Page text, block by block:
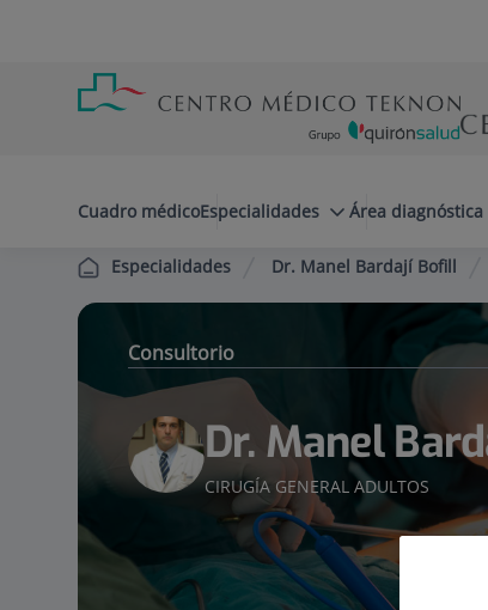
cabecera
Cuadro médicoEspecialidades Área diagnóstica
Especialidades Dr. Manel Bardají Bofill
Consultorio
Dr. Manel
CIRUGÍA GENERAL ADULTOS